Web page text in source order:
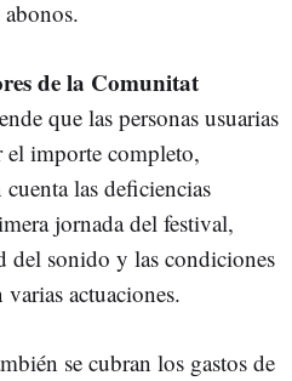
de la Comunitat
que las personas usuarias
el importe completo,
las deficiencias
jornada del festival,
del sonido y las condiciones
actuaciones.
se cubran los gastos de